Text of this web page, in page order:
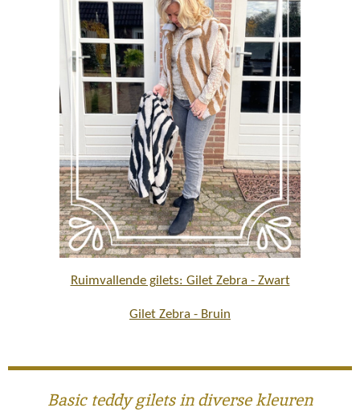
Ruimvallende gilets: Gilet Zebra - Zwart
Gilet Zebra - Bruin
Basic teddy gilets in diverse kleuren